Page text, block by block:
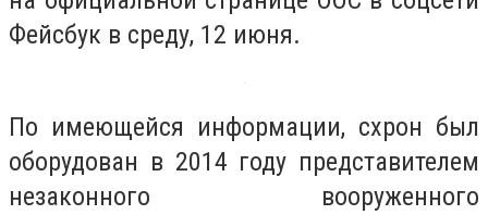
Фейсбук в среду, 12 июня.
По имеющейся информации, схрон был
оборудован в 2014 году представителем
незаконного вооруженного